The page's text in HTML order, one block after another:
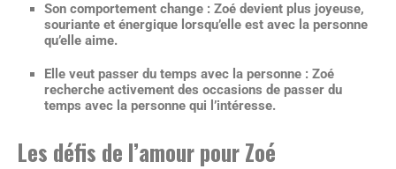
Son comportement change : Zoé devient plus joyeuse,
souriante et énergique lorsqu’elle est avec la personne
qu’elle aime.
Elle veut passer du temps avec la personne : Zoé
recherche activement des occasions de passer du
temps avec la personne qui l’intéresse.
Les défis de l’amour pour Zoé